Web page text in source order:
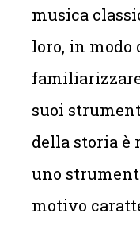
musica
loro, in modo
suoi
della storia è
uno
motivo